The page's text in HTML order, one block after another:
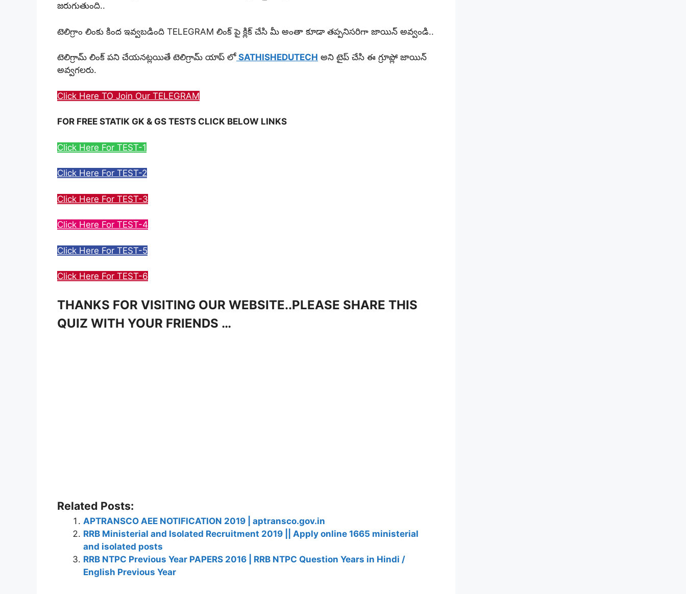
జరుగుతుంది..
టెలిగ్రాం లింకు కింద ఇవ్వబడింది TELEGRAM లింక్ పై క్లిక్ చేసి మీ అంతా కూడా తప్పనిసరిగా జాయిన్ అవ్వండి..
టెలిగ్రామ్ లింక్ పని చేయనట్లయితే టెలిగ్రామ్ యాప్ లో SATHISHEDUTECH అని టైప్ చేసి ఈ గ్రూప్లో జాయిన్
అవ్వగలరు.
Click Here TO Join Our TELEGRAM
FOR FREE STATIK GK & GS TESTS CLICK BELOW LINKS
Click Here For TEST-1
Click Here For TEST-2
Click Here For TEST-3
Click Here For TEST-4
Click Here For TEST-5
Click Here For TEST-6
THANKS FOR VISITING OUR WEBSITE..PLEASE SHARE THIS
QUIZ WITH YOUR FRIENDS …
Related Posts:
APTRANSCO AEE NOTIFICATION 2019 | aptransco.gov.in
RRB Ministerial and Isolated Recruitment 2019 || Apply online 1665 ministerial
and isolated posts
RRB NTPC Previous Year PAPERS 2016 | RRB NTPC Question Years in Hindi /
English Previous Year